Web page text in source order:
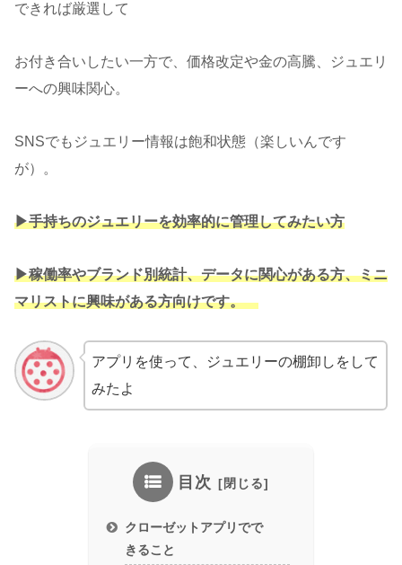
できれば厳選して
お付き合いしたい一方で、価格改定や金の高騰、ジュエリ
ーへの興味関心。
SNSでもジュエリー情報は飽和状態（楽しいんです
が）。
▶︎手持ちのジュエリーを効率的に管理してみたい方
▶︎稼働率やブランド別統計、データに関心がある方、ミニ
マリストに興味がある方向けです。
アプリを使って、ジュエリーの棚卸しをして
みたよ
目次
クローゼットアプリでで
きること